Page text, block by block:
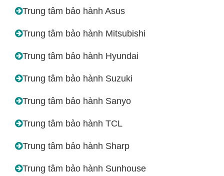
Trung tâm bảo hành Asus
Trung tâm bảo hành Mitsubishi
Trung tâm bảo hành Hyundai
Trung tâm bảo hành Suzuki
Trung tâm bảo hành Sanyo
Trung tâm bảo hành TCL
Trung tâm bảo hành Sharp
Trung tâm bảo hành Sunhouse